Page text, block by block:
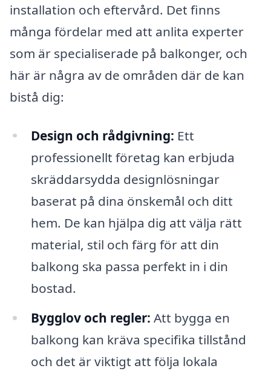
installation och eftervård. Det finns
många fördelar med att anlita experter
som är specialiserade på balkonger, och
här är några av de områden där de kan
bistå dig:
Design och rådgivning: Ett
professionellt företag kan erbjuda
skräddarsydda designlösningar
baserat på dina önskemål och ditt
hem. De kan hjälpa dig att välja rätt
material, stil och färg för att din
balkong ska passa perfekt in i din
bostad.
Bygglov och regler: Att bygga en
balkong kan kräva specifika tillstånd
och det är viktigt att följa lokala